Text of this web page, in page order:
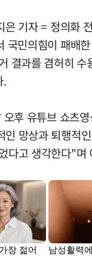
은 기자 = 정의화
국민의힘이 패배
결과를 겸허히 수
.
후 유튜브 쇼츠
인 망상과 퇴행적
다고 생각한다"며